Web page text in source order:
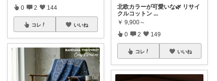
0 2 144
コレ いいね
北欧カラーが可愛いな🌿 リサイ
クルコットン ...
￥ 9,900～
0 2 149
コレ いいね